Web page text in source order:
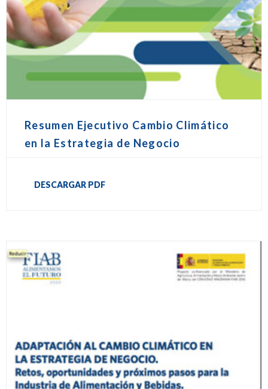
Resumen Ejecutivo Cambio Climático
en la Estrategia de Negocio
DESCARGAR PDF